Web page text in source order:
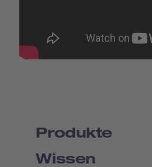
Produkte
Wissen